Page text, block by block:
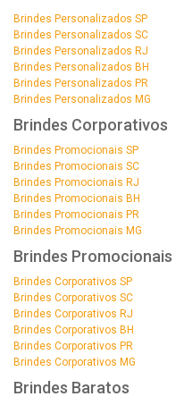
Brindes Personalizados SP
Brindes Personalizados SC
Brindes Personalizados RJ
Brindes Personalizados BH
Brindes Personalizados PR
Brindes Personalizados MG
Brindes Corporativos
Brindes Promocionais SP
Brindes Promocionais SC
Brindes Promocionais RJ
Brindes Promocionais BH
Brindes Promocionais PR
Brindes Promocionais MG
Brindes Promocionais
Brindes Corporativos SP
Brindes Corporativos SC
Brindes Corporativos RJ
Brindes Corporativos BH
Brindes Corporativos PR
Brindes Corporativos MG
Brindes Baratos